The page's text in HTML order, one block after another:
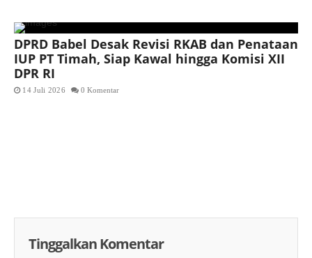
DPRD Babel Desak Revisi RKAB dan Penataan
IUP PT Timah, Siap Kawal hingga Komisi XII
DPR RI
14 Juli 2026 0 Komentar
Tinggalkan Komentar